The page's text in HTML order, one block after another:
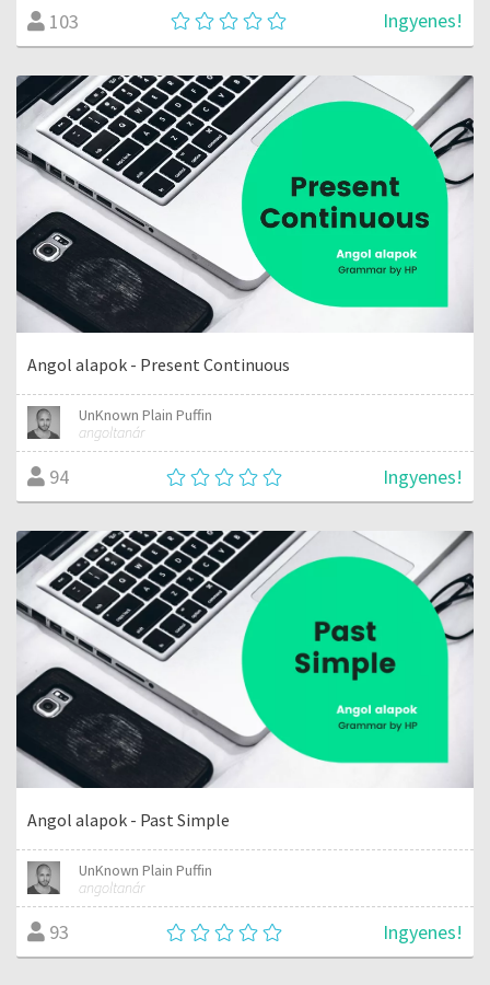
103 Ingyenes!
Angol alapok - Present Continuous
UnKnown Plain Puffin
angoltanár
94 Ingyenes!
Angol alapok - Past Simple
UnKnown Plain Puffin
angoltanár
93 Ingyenes!